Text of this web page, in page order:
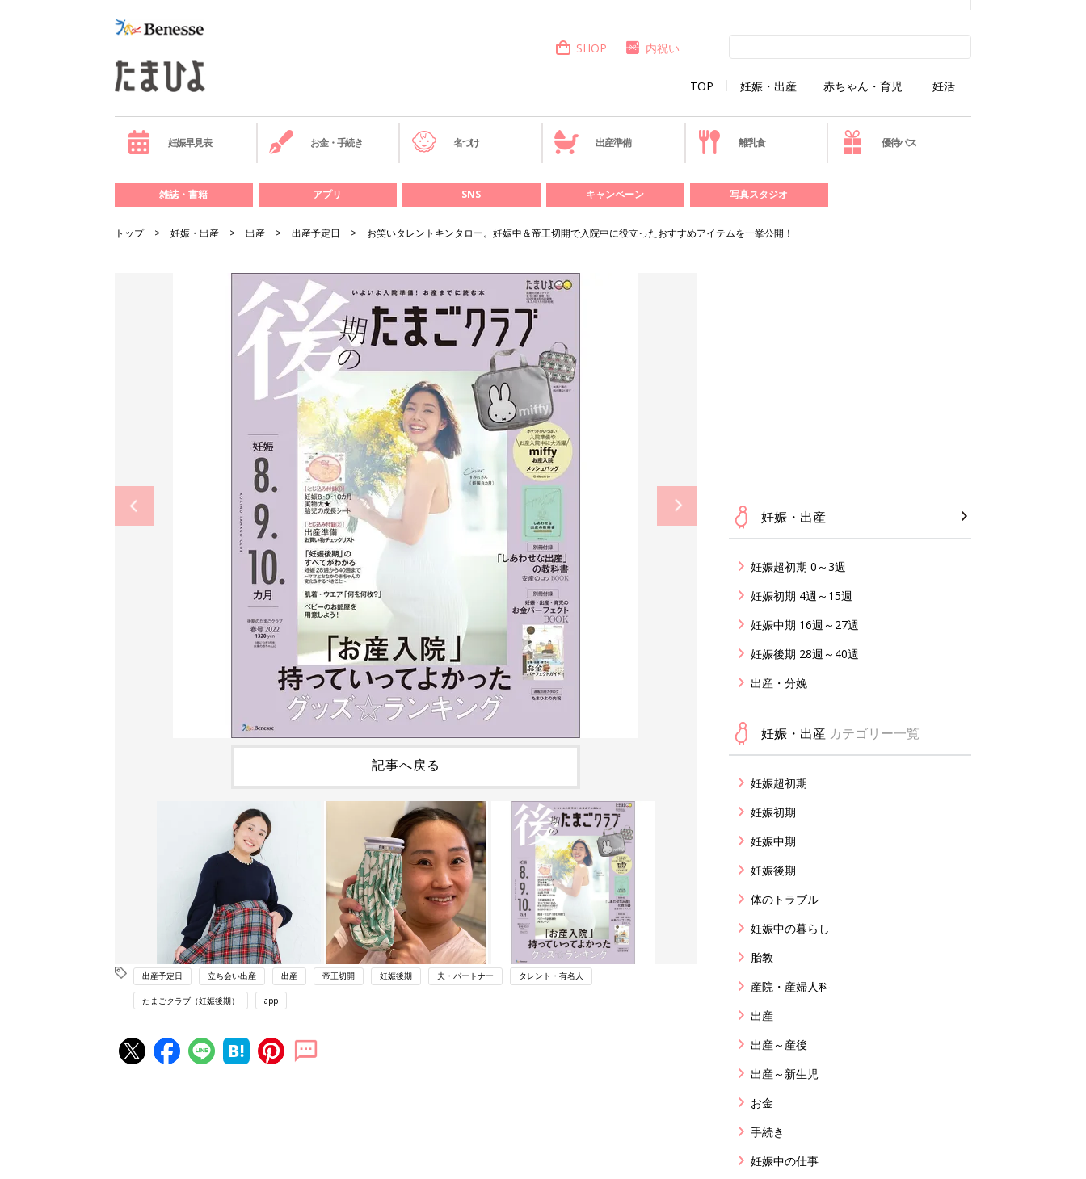
TOP 妊娠・出産 赤ちゃん・育児 妊活
SHOP 内祝い
妊娠早見表 お金・手続き 名づけ 出産準備 離乳食 優待パス
雑誌・書籍 アプリ SNS キャンペーン 写真スタジオ
トップ 妊娠・出産 出産 出産予定日 お笑いタレントキンタロー。妊娠中＆帝王切開で入院中に役立ったおすすめアイテムを一挙公開！
記事へ戻る
出産予定日 立ち会い出産 出産 帝王切開 妊娠後期 夫・パートナー タレント・有名人
たまごクラブ（妊娠後期） app
妊娠・出産
妊娠超初期 0～3週
妊娠初期 4週～15週
妊娠中期 16週～27週
妊娠後期 28週～40週
出産・分娩
妊娠・出産 カテゴリー一覧
妊娠超初期
妊娠初期
妊娠中期
妊娠後期
体のトラブル
妊娠中の暮らし
胎教
産院・産婦人科
出産
出産～産後
出産～新生児
お金
手続き
妊娠中の仕事